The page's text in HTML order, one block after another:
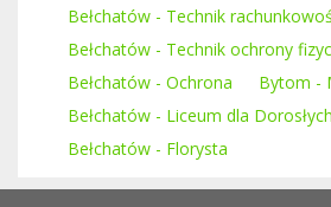
Bełchatów - Technik
Bełchatów - Technik ochrony
Bełchatów - Ochrona
Bytom -
Bełchatów - Liceum dla Dorosłych
Bełchatów - Florysta